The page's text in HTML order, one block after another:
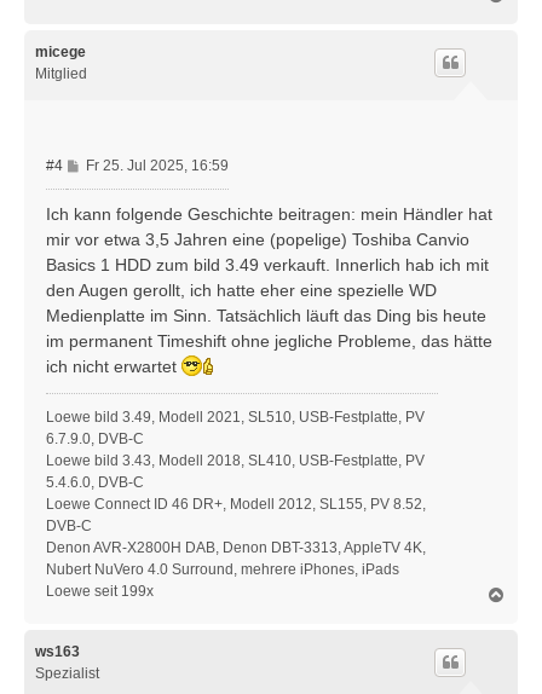
micege
Mitglied
#4
B
e
i
a
g
Fr 25. Jul 2025, 16:59
Ich kann folgende Geschichte beitragen: mein Händler hat
mir vor etwa 3,5 Jahren eine (popelige) Toshiba Canvio
Basics 1 HDD zum bild 3.49 verkauft. Innerlich hab ich mit
den Augen gerollt, ich hatte eher eine spezielle WD
Medienplatte im Sinn. Tatsächlich läuft das Ding bis heute
im permanent Timeshift ohne jegliche Probleme, das hätte
ich nicht erwartet
Loewe bild 3.49, Modell 2021, SL510, USB-Festplatte, PV
6.7.9.0, DVB-C
Loewe bild 3.43, Modell 2018, SL410, USB-Festplatte, PV
5.4.6.0, DVB-C
Loewe Connect ID 46 DR+, Modell 2012, SL155, PV 8.52,
DVB-C
Denon AVR-X2800H DAB, Denon DBT-3313, AppleTV 4K,
Nubert NuVero 4.0 Surround, mehrere iPhones, iPads
Loewe seit 199x
ws163
Spezialist